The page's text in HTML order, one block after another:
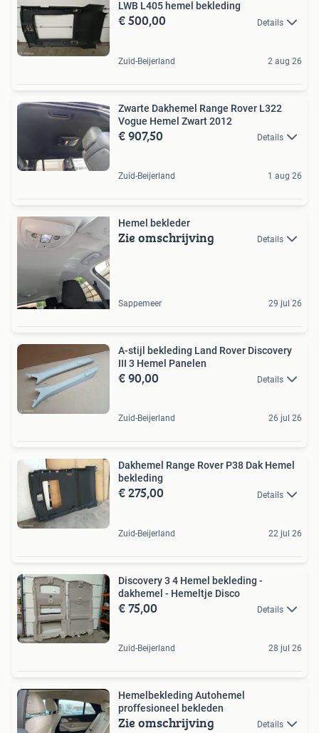
LWB L405 hemel bekleding
€ 500,00 Details
Zuid-Beijerland 2 aug 26
Zwarte Dakhemel Range Rover L322
Vogue Hemel Zwart 2012
€ 907,50 Details
Zuid-Beijerland 1 aug 26
Hemel bekleder
Zie omschrijving Details
Sappemeer 29 jul 26
A-stijl bekleding Land Rover Discovery
III 3 Hemel Panelen
€ 90,00 Details
Zuid-Beijerland 26 jul 26
Dakhemel Range Rover P38 Dak Hemel
bekleding
€ 275,00 Details
Zuid-Beijerland 22 jul 26
Discovery 3 4 Hemel bekleding -
dakhemel - Hemeltje Disco
€ 75,00 Details
Zuid-Beijerland 28 jul 26
Hemelbekleding Autohemel
proffesioneel bekleden
Zie omschrijving Details